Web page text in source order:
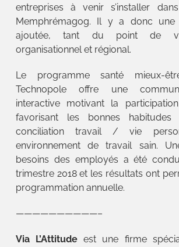
entreprises à venir s’installer
Memphrémagog. Il y a donc une
ajoutée, tant du point de
organisationnel et régional.
Le programme santé mieux-
Technopole offre une
interactive motivant la
favorisant les bonnes
conciliation travail / vie
environnement de travail sain.
besoins des employés a été
trimestre 2018 et les résultats ont
programmation annuelle.
——————————–
Via L’Attitude est une firme